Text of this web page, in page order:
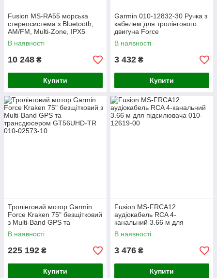
Fusion MS-RA55 морська
стереосистема з Bluetooth,
AM/FM, Multi-Zone, IPX5
В наявності
10 248 ₴
Купити
Garmin 010-12832-30 Ручка з
кабелем для тролінгового
двигуна Force
В наявності
3 432 ₴
Купити
Тролінговий мотор Garmin
Force Kraken 75" безщітковий
з Multi-Band GPS та
трансдюсером GT56UHD-TR
В наявності
225 192 ₴
Купити
Fusion MS-FRCA12
аудіокабель RCA 4-
канальний 3.66 м для
підсилювача
В наявності
3 476 ₴
Купити